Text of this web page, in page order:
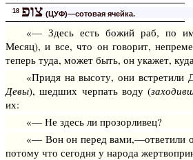
18 צופ (ЦУФ)—сотовая ячейка.
«— Здесь есть божий раб, по
Месяц), и все, что он говорит,
теперь туда, может быть, он укажет,
«Придя на высоту, они встретили
Девы), шедших черпать воду (
их:
«— Не здесь ли прозорливец?
«— Вон он перед вами,—ответили
потому что сегодня у народа